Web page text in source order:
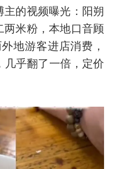
的视频曝光：阳朔
米粉，本地口音顾
地游客进店消费，
几乎翻了一倍，定价